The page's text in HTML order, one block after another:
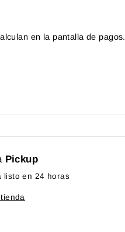
en la pantalla de pagos.
Pickup
listo en 24 horas